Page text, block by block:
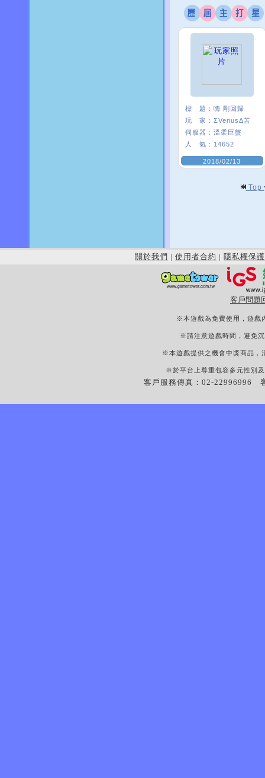
標 題： 嗨 剛回歸
玩 家： ΣVenusΔ苫
伺服器： 溫柔巨蟹
人 氣： 14652
2018/02/13
Top
關於我們 | 使用者合約 | 隱私權保護
客戶問題
※本遊戲為免費使用，遊戲
※請注意遊戲時間，避免
※本遊戲提供之機會中獎商品，
※於平台上尊重包容多元性別
客戶服務傳真：02-22996996